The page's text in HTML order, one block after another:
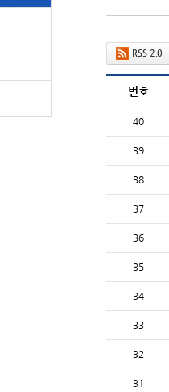
RSS 2.0
번호
40
39
38
37
36
35
34
33
32
31